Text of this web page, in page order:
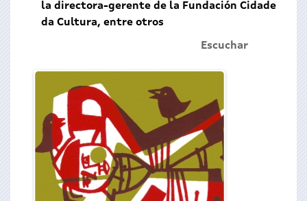
la directora-gerente de la Fundación Cidade
da Cultura, entre otros
Escuchar